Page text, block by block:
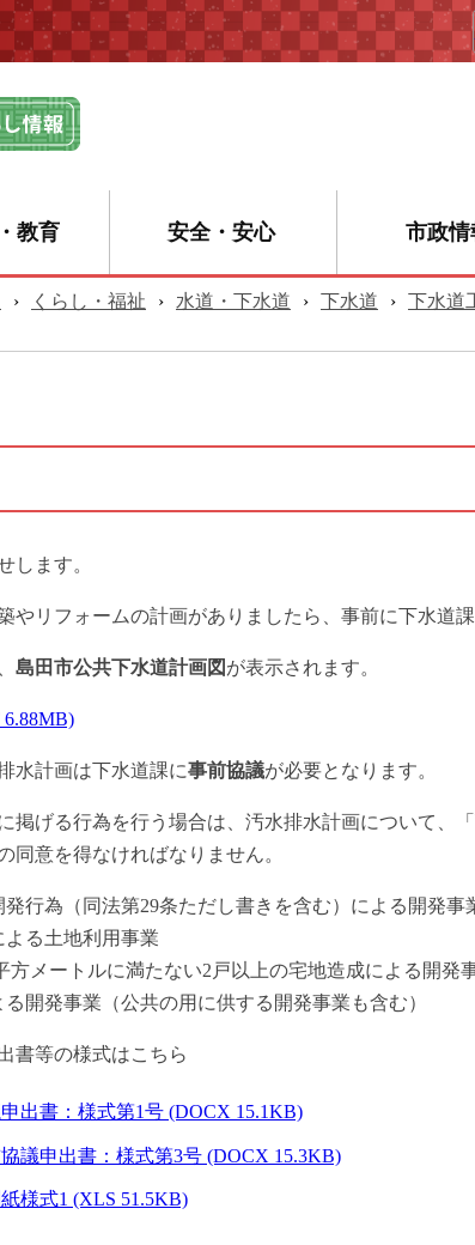
教育 安全・安心 市政情
› くらし・福祉 › 水道・下水道 › 下水道 › 下水道
します。
やリフォームの計画がありましたら、事前に下水道課
島田市公共下水道計画図 が表示されます。
水計画は下水道課に事前協議が必要となります。
掲げる行為を行う場合は、汚水排水計画について、
同意を得なければなりません。
行為（同法第29条ただし書きを含む）による開発
る土地利用事業
方メートルに満たない2戸以上の宅地造成による開発
開発事業（公共の用に供する開発事業も含む）
書等の様式はこちら
出書：様式第1号 (DOCX 15.1KB)
議申出書：様式第3号 (DOCX 15.3KB)
様式1 (XLS 51.5KB)